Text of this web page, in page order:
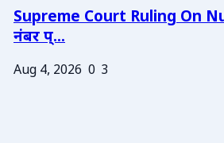
Supreme Court Ruling On
नंबर प्...
Aug 4, 2026 0 3